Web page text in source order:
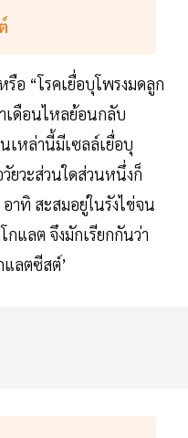
อ “โรคเยื่อบุโพรงมดลูก
เดือนไหลย้อนกลับ
เหล่านี้มีเซลล์เยื่อบุ
ยวะส่วนใดส่วนหนึ่งก็
าทิ สะสมอยู่ในรังไข่จน
แลต จึงมักเรียกกันว่า
แลตซีสต์’